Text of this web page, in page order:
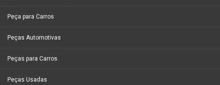
Peça para Carros
Peças Automotivas
Peças para Carros
Peças Usadas